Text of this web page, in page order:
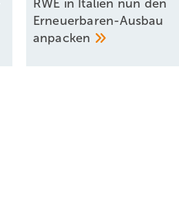
RWE in Italien nun den
Erneuerbaren-Ausbau
anpacken